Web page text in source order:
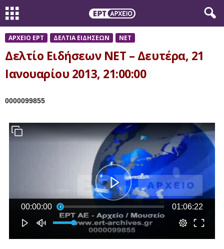
ΑΡΧΕΙΟ ΕΡΤ ΔΕΛΤΙΑ ΕΙΔΗΣΕΩΝ ΝΕΤ
Δελτίο Ειδήσεων ΝΕΤ – Δευτέρα, 21
Ιανουαρίου 2013, 21:00:00
0000099855